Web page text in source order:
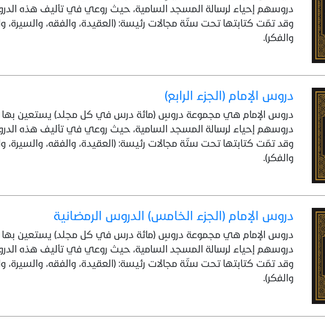
دروسهم إحياء لرسالة المسجد السامية، حيث روعي في تأليف هذه
وقد تمّت كتابتها تحت ستّة مجالات رئيسة: (العقيدة، والفقه، والسيرة،
والفكر).
دروس الإمام (الجزء الرابع)
دروس الإمام هي مجموعة دروسٍ (مائة درس في كل مجلد) يستعين بها
دروسهم إحياء لرسالة المسجد السامية، حيث روعي في تأليف هذه
وقد تمّت كتابتها تحت ستّة مجالات رئيسة: (العقيدة، والفقه، والسيرة،
والفكر).
دروس الإمام (الجزء الخامس) الدروس الرمضانية
دروس الإمام هي مجموعة دروسٍ (مائة درس في كل مجلد) يستعين بها
دروسهم إحياء لرسالة المسجد السامية، حيث روعي في تأليف هذه
وقد تمّت كتابتها تحت ستّة مجالات رئيسة: (العقيدة، والفقه، والسيرة،
والفكر).